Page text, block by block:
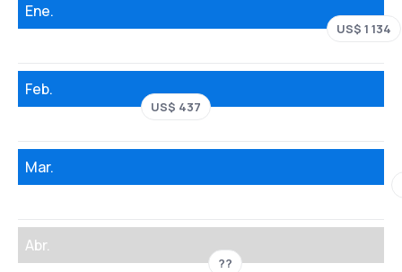
Ene.
US$ 1 134
Feb.
US$ 437
Mar.
Abr.
??